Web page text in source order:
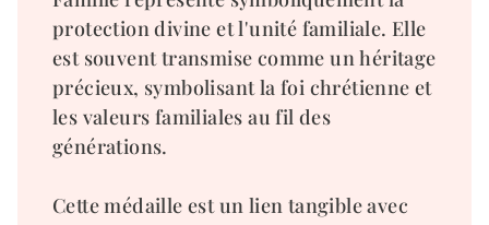
protection divine et l'unité familiale. Elle
est souvent transmise comme un héritage
précieux, symbolisant la foi chrétienne et
les valeurs familiales au fil des
générations.
Cette médaille est un lien tangible avec